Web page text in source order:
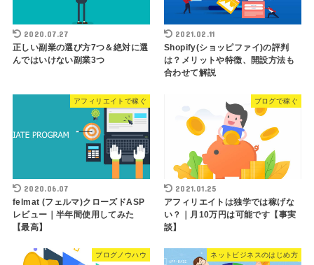
2020.07.27
正しい副業の選び方7つ＆絶対に選
んではいけない副業3つ
2021.02.11
Shopify(ショッピファイ)の評判
は？メリットや特徴、開設方法も
合わせて解説
アフィリエイトで稼ぐ
2020.06.07
felmat (フェルマ)クローズドASP
レビュー｜半年間使用してみた
【最高】
ブログで稼ぐ
2021.01.25
アフィリエイトは独学では稼げな
い？｜月10万円は可能です【事実
談】
ブログノウハウ ネットビジネスのはじめ方